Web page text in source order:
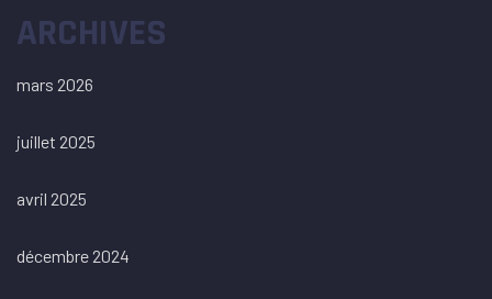
ARCHIVES
mars 2026
juillet 2025
avril 2025
décembre 2024